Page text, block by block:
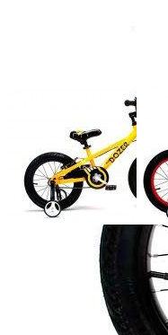
Добавить к сравнению
Сообщить о наличии